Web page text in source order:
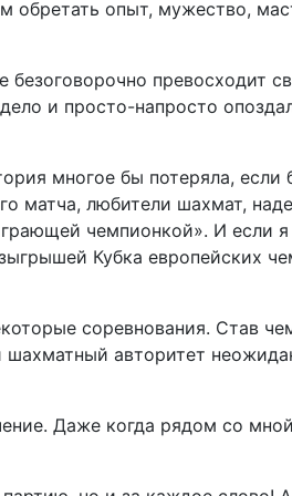
опыт, мужество,
превосходит
и просто-напросто
многое бы потеряла,
матча, любители шахмат,
чемпионкой». И если я
Кубка европейских
соревнования. Став
авторитет
Даже когда рядом со